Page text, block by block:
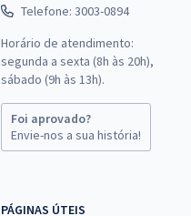
Telefone: 3003-0894
Horário de atendimento:
segunda a sexta (8h às 20h),
sábado (9h às 13h).
Foi aprovado?
Envie-nos a sua história!
PÁGINAS ÚTEIS